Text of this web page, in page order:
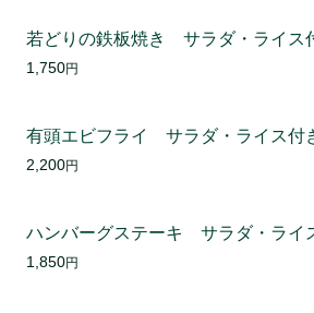
若どりの鉄板焼き サラダ・ライス
1,750円
有頭エビフライ サラダ・ライス付
2,200円
ハンバーグステーキ サラダ・ライ
1,850円